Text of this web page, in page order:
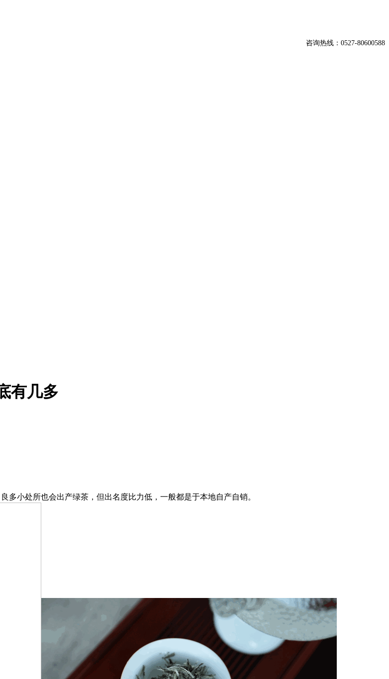
咨询热线：0527-80600588
有几多
处所也会出产绿茶，但出名度比力低，一般都是于本地自产自销。